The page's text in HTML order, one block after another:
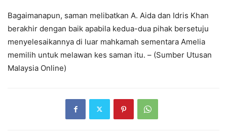
Bagaimanapun, saman melibatkan A. Aida dan Idris Khan
berakhir dengan baik apabila kedua-dua pihak bersetuju
menyelesaikannya di luar mahkamah sementara Amelia
memilih untuk melawan kes saman itu. – (Sumber Utusan
Malaysia Online)